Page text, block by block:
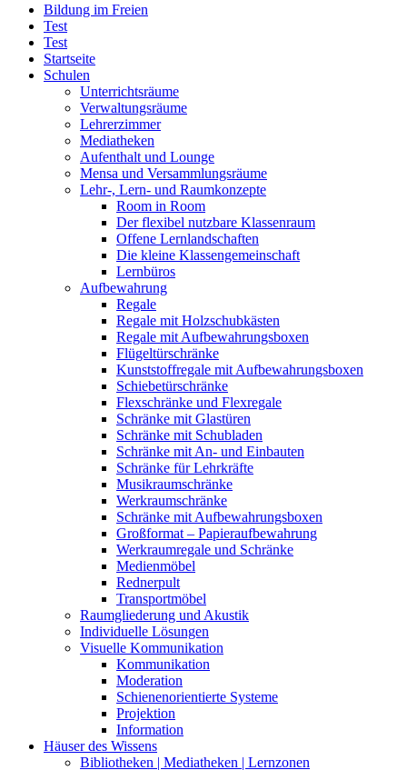
Bildung im Freien
Test
Test
Startseite
Schulen
Unterrichtsräume
Verwaltungsräume
Lehrerzimmer
Mediatheken
Aufenthalt und Lounge
Mensa und Versammlungsräume
Lehr-, Lern- und Raumkonzepte
Room in Room
Der flexibel nutzbare Klassenraum
Offene Lernlandschaften
Die kleine Klassengemeinschaft
Lernbüros
Aufbewahrung
Regale
Regale mit Holzschubkästen
Regale mit Aufbewahrungsboxen
Flügeltürschränke
Kunststoffregale mit Aufbewahrungsboxen
Schiebetürschränke
Flexschränke und Flexregale
Schränke mit Glastüren
Schränke mit Schubladen
Schränke mit An- und Einbauten
Schränke für Lehrkräfte
Musikraumschränke
Werkraumschränke
Schränke mit Aufbewahrungsboxen
Großformat – Papieraufbewahrung
Werkraumregale und Schränke
Medienmöbel
Rednerpult
Transportmöbel
Raumgliederung und Akustik
Individuelle Lösungen
Visuelle Kommunikation
Kommunikation
Moderation
Schienenorientierte Systeme
Projektion
Information
Häuser des Wissens
Bibliotheken | Mediatheken | Lernzonen